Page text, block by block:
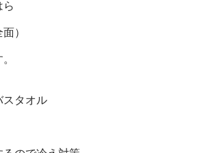
ら
）
スタオル